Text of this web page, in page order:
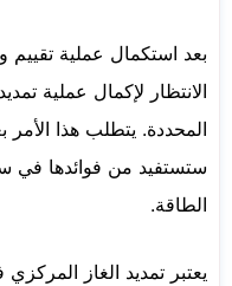
بعد استكمال عملية
الانتظار لإكمال عملية
المحددة. يتطلب هذا الأمر
ستستفيد من فوائدها في
الطاقة.
يعتبر تمديد الغاز